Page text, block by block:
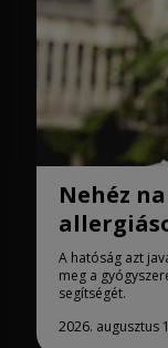
Nehéz
A hatóság azt
meg a
segítségét.
2026. augusztus